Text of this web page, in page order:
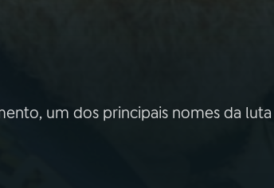
um dos principais nomes da luta